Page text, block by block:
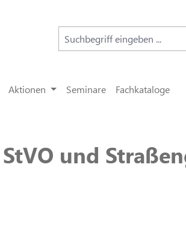
Aktionen Seminare Fachkataloge
und